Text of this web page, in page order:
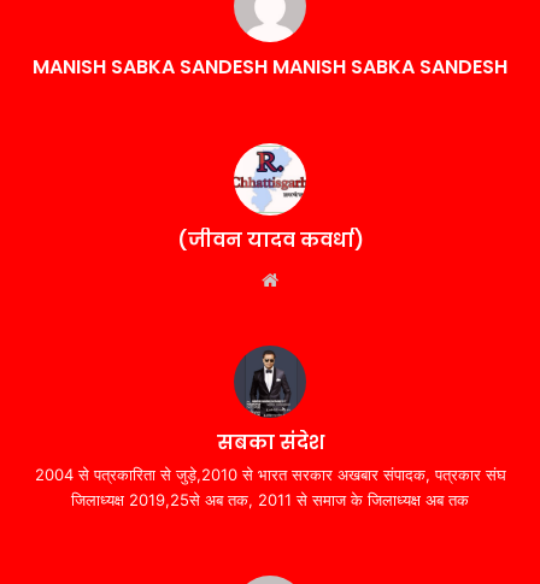
MANISH SABKA SANDESH MANISH SABKA SANDESH
(जीवन यादव कवर्धा)
सबका संदेश
2004 से पत्रकारिता से जुड़े,2010 से भारत सरकार अखबार संपादक, पत्रकार संघ
जिलाध्यक्ष 2019,25से अब तक, 2011 से समाज के जिलाध्यक्ष अब तक